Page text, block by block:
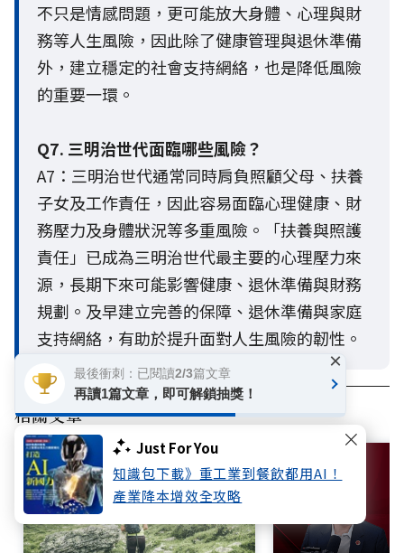
Just For You
知識包下載》重工業到餐飲都用AI！
產業降本增效全攻略
不只是情感問題，更可能放大身體、心理與財
務等人生風險，因此除了健康管理與退休準備
外，建立穩定的社會支持網絡，也是降低風險
的重要一環。
Q7. 三明治世代面臨哪些風險？
A7：三明治世代通常同時肩負照顧父母、扶養
子女及工作責任，因此容易面臨心理健康、財
務壓力及身體狀況等多重風險。「扶養與照護
責任」已成為三明治世代最主要的心理壓力來
源，長期下來可能影響健康、退休準備與財務
規劃。及早建立完善的保障、退休準備與家庭
支持網絡，有助於提升面對人生風險的韌性。
相關文章
最後衝刺：已閱讀2/3篇文章
再讀1篇文章，即可解鎖抽獎！
×